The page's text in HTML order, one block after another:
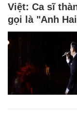
Việt: Ca sĩ
gọi là "Anh